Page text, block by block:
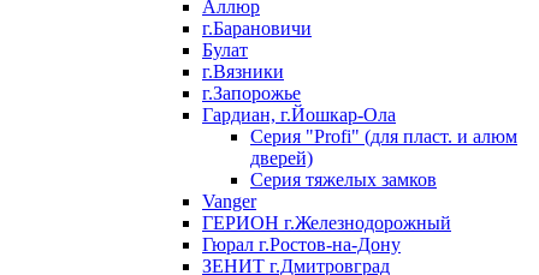
Аллюр
г.Барановичи
Булат
г.Вязники
г.Запорожье
Гардиан, г.Йошкар-Ола
Серия "Profi" (для пласт. и алюм
дверей)
Серия тяжелых замков
Vanger
ГЕРИОН г.Железнодорожный
Гюрал г.Ростов-на-Дону
ЗЕНИТ г.Дмитровград